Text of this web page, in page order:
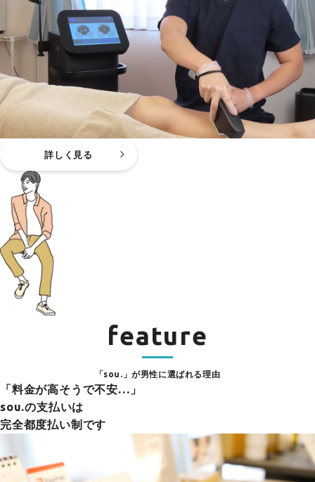
詳しく見る
feature
「sou.」が男性に選ばれる理由
「料金が高そうで不安…」
sou.の支払いは
完全都度払い制です